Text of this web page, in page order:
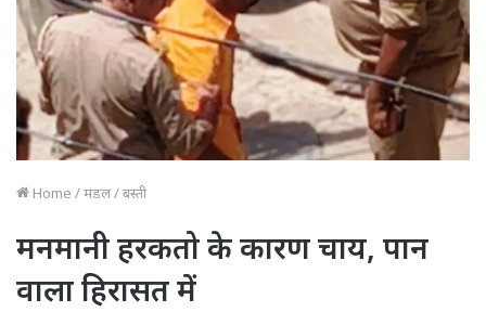
Home /मंडल/बस्ती
मनमानी हरकतो के कारण चाय, पान
वाला हिरासत में